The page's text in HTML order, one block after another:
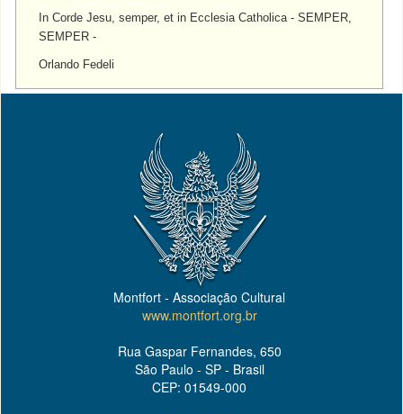
In Corde Jesu, semper, et in Ecclesia Catholica - SEMPER,
SEMPER -
Orlando Fedeli
Montfort - Associação Cultural
www.montfort.org.br
Rua Gaspar Fernandes, 650
São Paulo - SP - Brasil
CEP: 01549-000